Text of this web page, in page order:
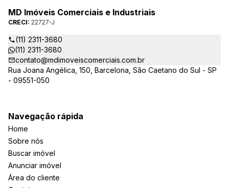
atender de verdade a sua necessidade!
MD Imóveis Comerciais e Industriais
CRECI: 22727-J
(11) 2311-3680
(11) 2311-3680
contato@mdimoveiscomerciais.com.br
Rua Joana Angélica, 150, Barcelona, São Caetano do Sul - SP
- 09551-050
Navegação rápida
Home
Sobre nós
Buscar imóvel
Anunciar imóvel
Área do cliente